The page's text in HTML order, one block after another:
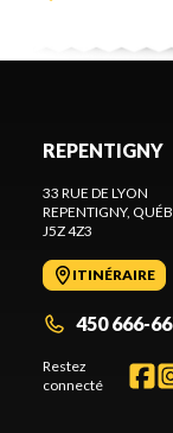
REPENTIGNY
33 RUE DE LYON
REPENTIGNY,
J5Z 4Z3
ITINÉRAIRE
450 666-
Restez
connecté